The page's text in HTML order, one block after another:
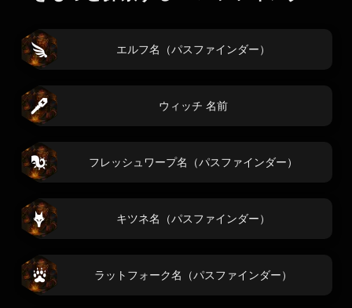
エルフ名（パスファインダー）
ウィッチ 名前
フレッシュワープ名（パスファインダー）
キツネ名（パスファインダー）
ラットフォーク名（パスファインダー）